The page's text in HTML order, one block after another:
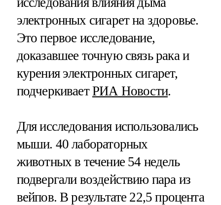
электронных сигарет на здоровье.
Это первое исследование,
доказавшее точную связь рака и
курения электронных сигарет,
подчеркиваетРИА Новости.
Для исследования использовались
мыши. 40 лабораторных
животных в течение 54 недель
подвергали воздействию пара из
вейпов. В результате 22,5 процента